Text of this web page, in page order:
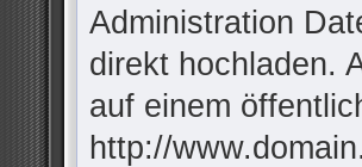
Administration
direkt hochladen.
auf einem
http://